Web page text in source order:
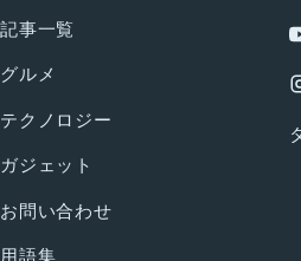
記事一覧
グルメ
テクノロジー
ガジェット
お問い合わせ
用語集